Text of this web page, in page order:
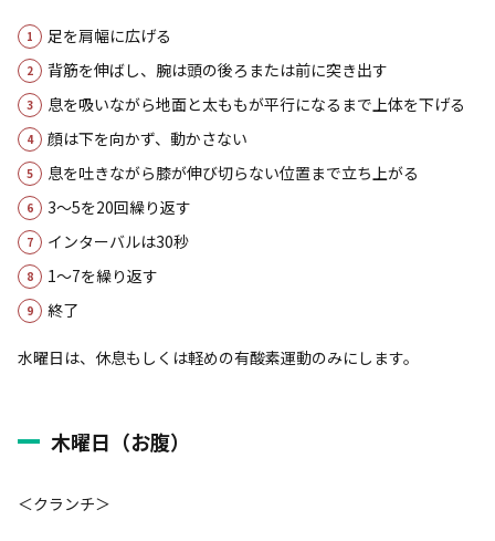
足を肩幅に広げる
背筋を伸ばし、腕は頭の後ろまたは前に突き出す
息を吸いながら地面と太ももが平行になるまで上体を下げる
顔は下を向かず、動かさない
息を吐きながら膝が伸び切らない位置まで立ち上がる
3～5を20回繰り返す
インターバルは30秒
1～7を繰り返す
終了
水曜日は、休息もしくは軽めの有酸素運動のみにします。
木曜日（お腹）
＜クランチ＞